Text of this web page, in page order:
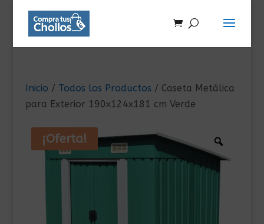
Inicio / Todos los Productos / Caseta Metálica
para Exterior 190x124x181 cm Verde
¡Oferta!